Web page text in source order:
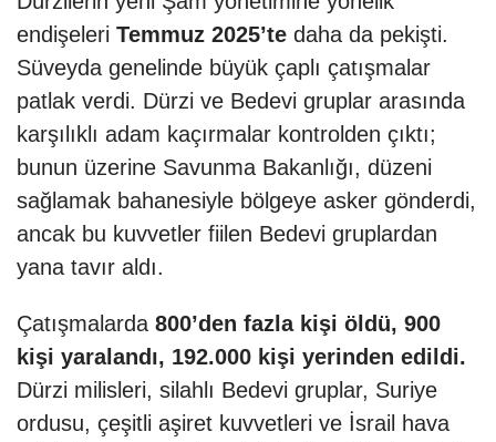
endişeleri Temmuz 2025’te daha da pekişti.
Süveyda genelinde büyük çaplı çatışmalar
patlak verdi. Dürzi ve Bedevi gruplar arasında
karşılıklı adam kaçırmalar kontrolden çıktı;
bunun üzerine Savunma Bakanlığı, düzeni
sağlamak bahanesiyle bölgeye asker gönderdi,
ancak bu kuvvetler fiilen Bedevi gruplardan
yana tavır aldı.
Çatışmalarda 800’den fazla kişi öldü, 900
kişi yaralandı, 192.000 kişi yerinden edildi.
Dürzi milisleri, silahlı Bedevi gruplar, Suriye
ordusu, çeşitli aşiret kuvvetleri ve İsrail hava